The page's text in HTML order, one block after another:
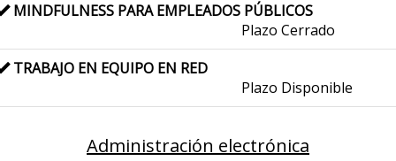
MINDFULNESS PARA EMPLEADOS PÚBLICOS
Plazo Cerrado
TRABAJO EN EQUIPO EN RED
Plazo Disponible
Administración electrónica